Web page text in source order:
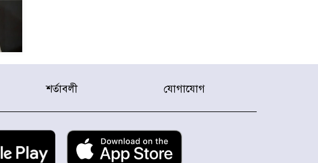
শর্তাবলী যোগাযোগ